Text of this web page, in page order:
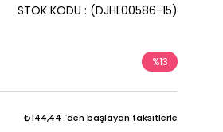
(DJHL00586-15)
STOK KODU
%13
₺144,44 `den başlayan taksitlerle